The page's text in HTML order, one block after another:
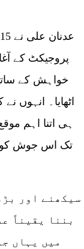
خواہش کے
اٹھایا۔
ہی اتنا اہم
تک اس جوش کو
سیکھنے اور
بننا یقیناً
میں یہاں